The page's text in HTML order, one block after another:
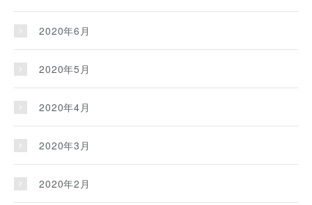
2020年6月
2020年5月
2020年4月
2020年3月
2020年2月